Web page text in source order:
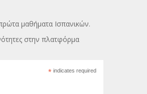
μαθήματα Ισπανικών.
στην πλατφόρμα
* indicates required